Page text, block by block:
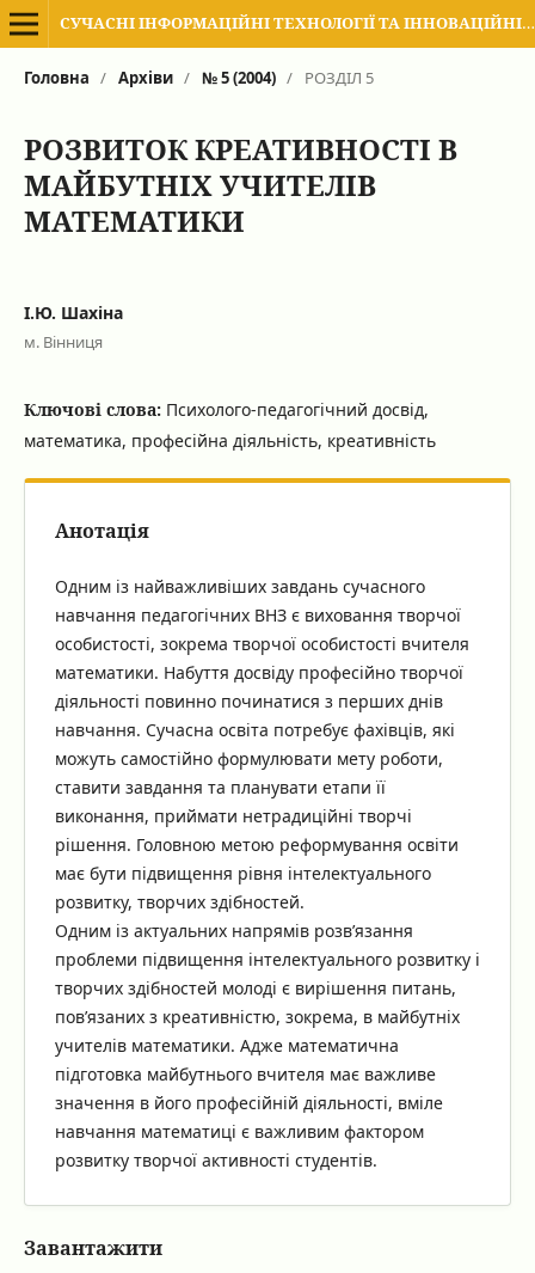
СУЧАСНІ ІНФОРМАЦІЙНІ ТЕХНОЛОГІЇ ТА ІННОВАЦІЙНІ МЕТОДИКИ НАВЧАННЯ В ПІДГОТОВЦІ ФАХІВЦІВ: МЕТОДОЛОГІЯ, ТЕОРІЯ, ДОСВІД, ПРОБЛЕМИ
Головна / Архіви / № 5 (2004) / РОЗДІЛ 5
РОЗВИТОК КРЕАТИВНОСТІ В
МАЙБУТНІХ УЧИТЕЛІВ
МАТЕМАТИКИ
І.Ю. Шахіна
м. Вінниця
Ключові слова: Психолого-педагогічний досвід,
математика, професійна діяльність, креативність
Анотація
Одним із найважливіших завдань сучасного
навчання педагогічних ВНЗ є виховання творчої
особистості, зокрема творчої особистості вчителя
математики. Набуття досвіду професійно творчої
діяльності повинно починатися з перших днів
навчання. Сучасна освіта потребує фахівців, які
можуть самостійно формулювати мету роботи,
ставити завдання та планувати етапи її
виконання, приймати нетрадиційні творчі
рішення. Головною метою реформування освіти
має бути підвищення рівня інтелектуального
розвитку, творчих здібностей.
Одним із актуальних напрямів розв’язання
проблеми підвищення інтелектуального розвитку і
творчих здібностей молоді є вирішення питань,
пов’язаних з креативністю, зокрема, в майбутніх
учителів математики. Адже математична
підготовка майбутнього вчителя має важливе
значення в його професійній діяльності, вміле
навчання математиці є важливим фактором
розвитку творчої активності студентів.
Завантажити